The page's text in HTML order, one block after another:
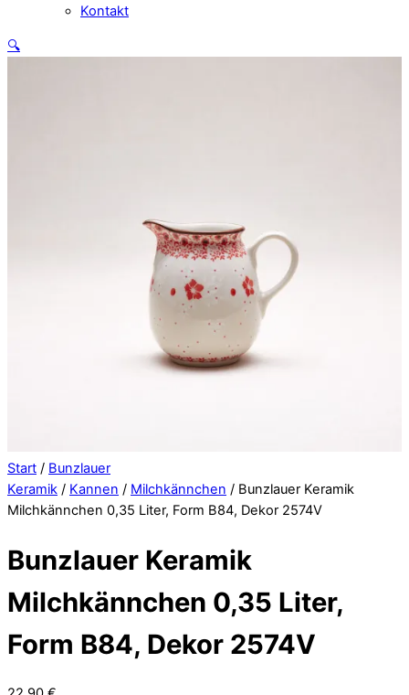
Kontakt
Close
🔍
Start / Bunzlauer
Keramik / Kannen / Milchkännchen / Bunzlauer Keramik
Milchkännchen 0,35 Liter, Form B84, Dekor 2574V
Bunzlauer Keramik
Milchkännchen 0,35 Liter,
Form B84, Dekor 2574V